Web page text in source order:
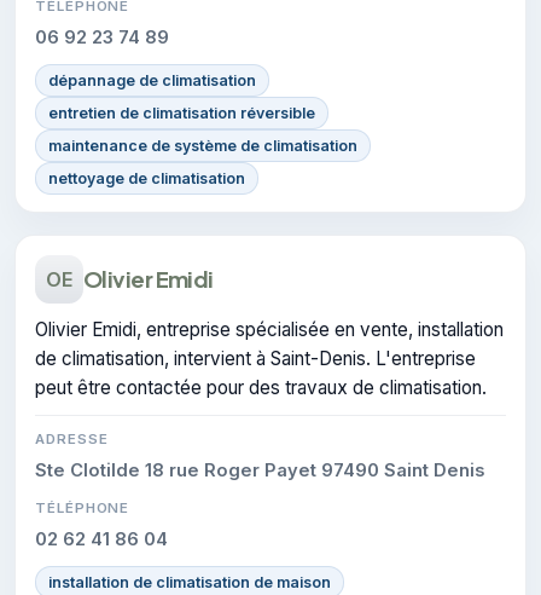
TÉLÉPHONE
06 92 23 74 89
dépannage de climatisation
entretien de climatisation réversible
maintenance de système de climatisation
nettoyage de climatisation
OE Olivier Emidi
Olivier Emidi, entreprise spécialisée en vente, installation
de climatisation, intervient à Saint-Denis. L'entreprise
peut être contactée pour des travaux de climatisation.
ADRESSE
Ste Clotilde 18 rue Roger Payet 97490 Saint Denis
TÉLÉPHONE
02 62 41 86 04
installation de climatisation de maison